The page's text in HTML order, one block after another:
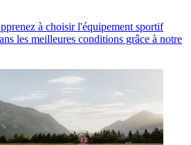
à choisir l'équipement sportif
les meilleures conditions grâce à notre